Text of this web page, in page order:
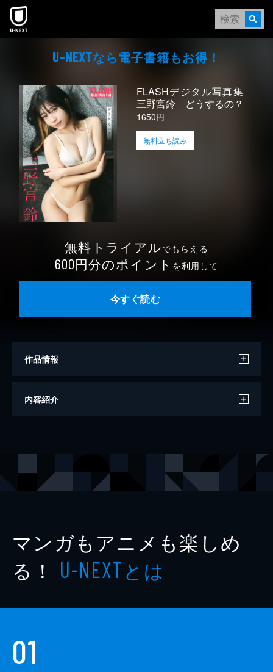
本文へスキップ
U-NEXTなら電⼦書籍もお得！
FLASHデジタル写真集
三野宮鈴 どうするの？
1650円
無料立ち読み
無料トライアルでもらえる
600円分のポイント を利用して
今すぐ読む
作品情報
モデル
内容紹介
マンガもアニメも楽しめ
る！ U-NEXTとは
01